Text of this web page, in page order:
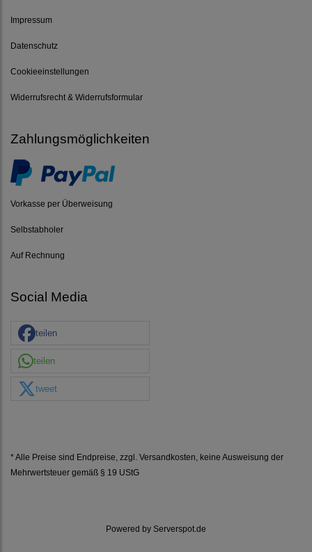
Impressum
Datenschutz
Cookieeinstellungen
Widerrufsrecht & Widerrufsformular
Zahlungsmöglichkeiten
Vorkasse per Überweisung
Selbstabholer
Auf Rechnung
Social Media
teilen
teilen
tweet
* Alle Preise sind Endpreise, zzgl. Versandkosten , keine Ausweisung der
Mehrwertsteuer gemäß § 19 UStG
Powered by Serverspot.de